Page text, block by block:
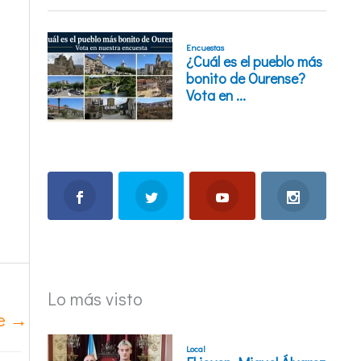
→
Lo más visto